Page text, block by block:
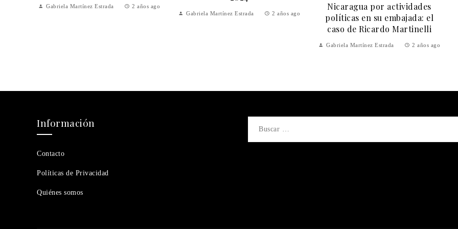
Gabriela Martínez Estrada 2 años ago
Gabriela Martínez Estrada 2 años ago
Nicaragua por actividades
políticas en su embajada: el
caso de Ricardo Martinelli
Gabriela Martínez Estrada 2 años ago
Información
Contacto
Políticas de Privacidad
Quiénes somos